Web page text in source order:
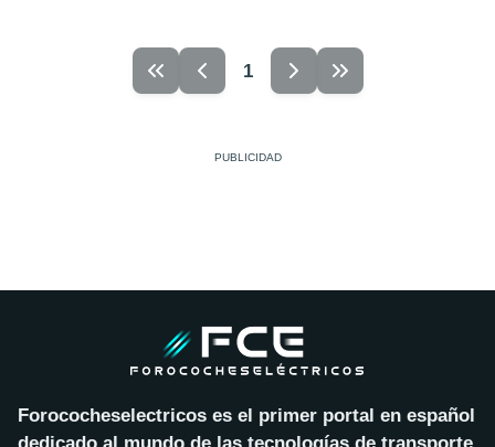
1
Forococheselectricos es el primer portal en español